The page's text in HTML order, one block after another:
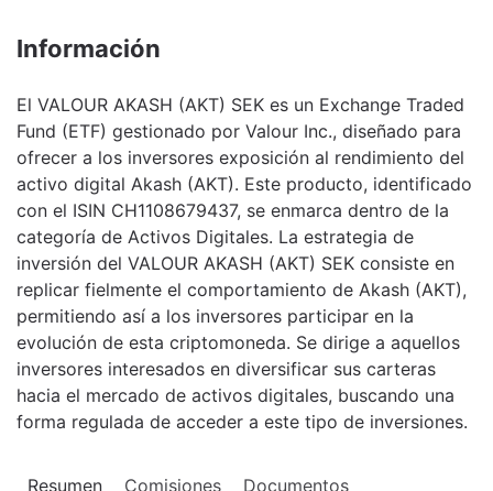
Información
El VALOUR AKASH (AKT) SEK es un Exchange Traded
Fund (ETF) gestionado por Valour Inc., diseñado para
ofrecer a los inversores exposición al rendimiento del
activo digital Akash (AKT). Este producto, identificado
con el ISIN CH1108679437, se enmarca dentro de la
categoría de Activos Digitales. La estrategia de
inversión del VALOUR AKASH (AKT) SEK consiste en
replicar fielmente el comportamiento de Akash (AKT),
permitiendo así a los inversores participar en la
evolución de esta criptomoneda. Se dirige a aquellos
inversores interesados en diversificar sus carteras
hacia el mercado de activos digitales, buscando una
forma regulada de acceder a este tipo de inversiones.
Resumen Comisiones Documentos